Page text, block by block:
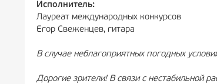
Исполнитель:
Лауреат международных конкурсов
Егор Свеженцев, гитара
В случае неблагоприятных погодных
Дорогие зрители! В связи с нестабильной